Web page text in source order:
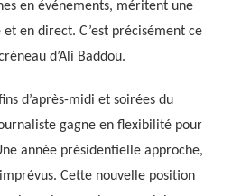
en événements, méritent une
en direct. C’est précisément ce
d’Ali Baddou.
d’après-midi et soirées du
gagne en flexibilité pour
année présidentielle approche,
Cette nouvelle position